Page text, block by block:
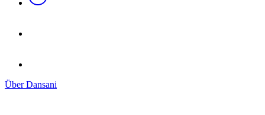
Über Dansani